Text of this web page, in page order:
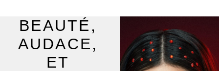
BEAUTÉ,
AUDACE,
ET